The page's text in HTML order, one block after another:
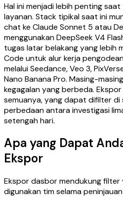
Hal ini menjadi lebih penting
layanan. Stack tipikal saat ini
chat ke Claude Sonnet 5 atau
menggunakan DeepSeek V4
tugas latar belakang yang lebih
Code untuk alur kerja
melalui Seedance, Veo 3,
Nano Banana Pro. Masing-
kegagalan yang berbeda.
semuanya, yang dapat difilter
perbedaan antara investigasi
setengah hari.
Apa yang Dapat
Ekspor
Ekspor dasbor mendukung
digunakan tim selama